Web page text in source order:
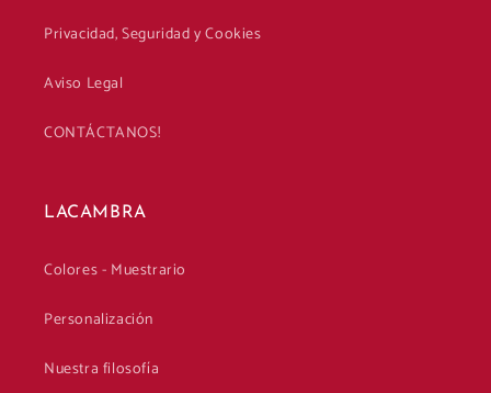
Privacidad, Seguridad y Cookies
Aviso Legal
CONTÁCTANOS!
LACAMBRA
Colores - Muestrario
Personalización
Nuestra filosofía